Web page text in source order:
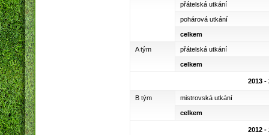
přátelská utkání
pohárová utkání
celkem
A tým přátelská utkání
celkem
2013 -
B tým mistrovská utkání
celkem
2012 -